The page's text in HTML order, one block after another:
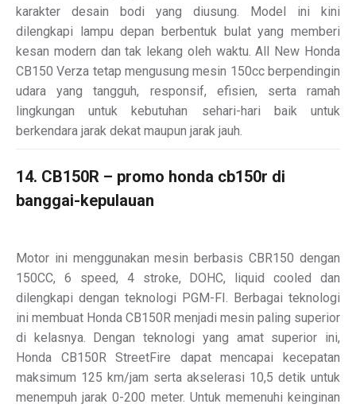
karakter desain bodi yang diusung. Model ini kini
dilengkapi lampu depan berbentuk bulat yang memberi
kesan modern dan tak lekang oleh waktu. All New Honda
CB150 Verza tetap mengusung mesin 150cc berpendingin
udara yang tangguh, responsif, efisien, serta ramah
lingkungan untuk kebutuhan sehari-hari baik untuk
berkendara jarak dekat maupun jarak jauh.
14. CB150R – promo honda cb150r di
banggai-kepulauan
Motor ini menggunakan mesin berbasis CBR150 dengan
150CC, 6 speed, 4 stroke, DOHC, liquid cooled dan
dilengkapi dengan teknologi PGM-FI. Berbagai teknologi
ini membuat Honda CB150R menjadi mesin paling superior
di kelasnya. Dengan teknologi yang amat superior ini,
Honda CB150R StreetFire dapat mencapai kecepatan
maksimum 125 km/jam serta akselerasi 10,5 detik untuk
menempuh jarak 0-200 meter. Untuk memenuhi keinginan